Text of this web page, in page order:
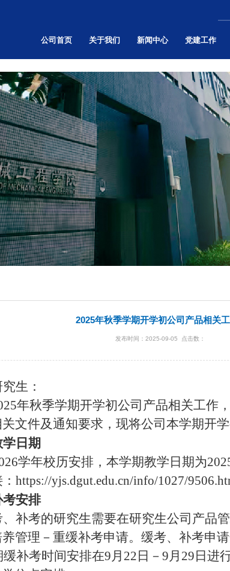
公司首页 关于我们 新闻中心 党建工作
2025年秋季学期开学初公司产品相关
发布时间：2025-09-05 点击数：
生：
年秋季学期开学初公司产品相关工作
文件及通知要求，现将公司本学期开
日期
学年校历安排，本学期教学日期为
https://yjs.dgut.edu.cn/info/1027/
考安排
补考的研究生需要在研究生公司产品
管理－重缓补考申请。缓考、补考申
缓补考时间安排在9月22日－9月29日进